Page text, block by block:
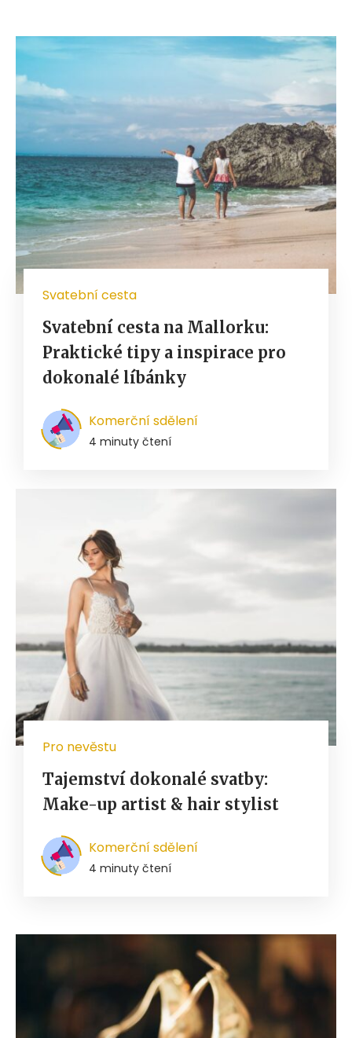
Svatební cesta
Svatební cesta na Mallorku:
Praktické tipy a inspirace pro
dokonalé líbánky
Komerční sdělení
4 minuty čtení
Pro nevěstu
Tajemství dokonalé svatby:
Make-up artist & hair stylist
Komerční sdělení
4 minuty čtení